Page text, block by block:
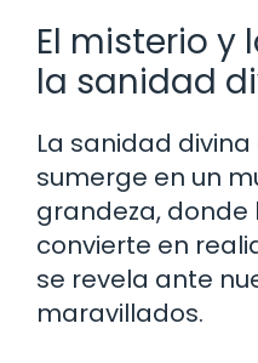
El misterio y
la sanidad
La sanidad
sumerge en un
grandeza, donde
convierte en
se revela ante
maravillados.